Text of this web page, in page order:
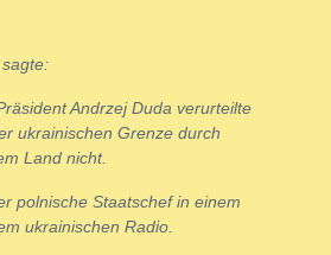
Andrzej Duda verurteilte
ukrainischen Grenze durch
Land nicht.
polnische Staatschef in einem
ukrainischen Radio.